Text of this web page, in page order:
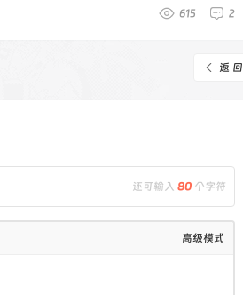
2
615
返 回
还可输入 80 个字符
高级模式